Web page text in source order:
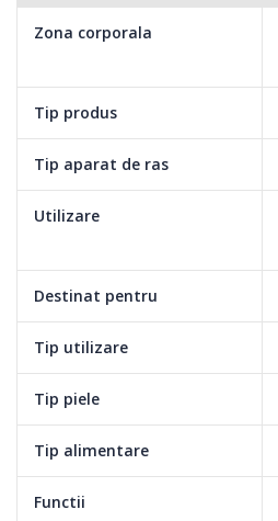
Zona corporala
Tip produs
Tip aparat de ras
Utilizare
Destinat pentru
Tip utilizare
Tip piele
Tip alimentare
Functii